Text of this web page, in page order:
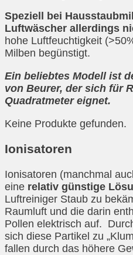
Speziell bei
Luftwäscher allerdings
hohe Luftfeuchtigkeit
Milben begünstigt.
Ein beliebtes Modell ist
von Beurer, der sich für
Quadratmeter eignet.
Keine Produkte gefunden.
Ionisatoren
Ionisatoren (manchmal
eine relativ günstige
Luftreiniger Staub zu
Raumluft und die darin
Pollen elektrisch auf.
sich diese Partikel zu
fallen durch das höhere